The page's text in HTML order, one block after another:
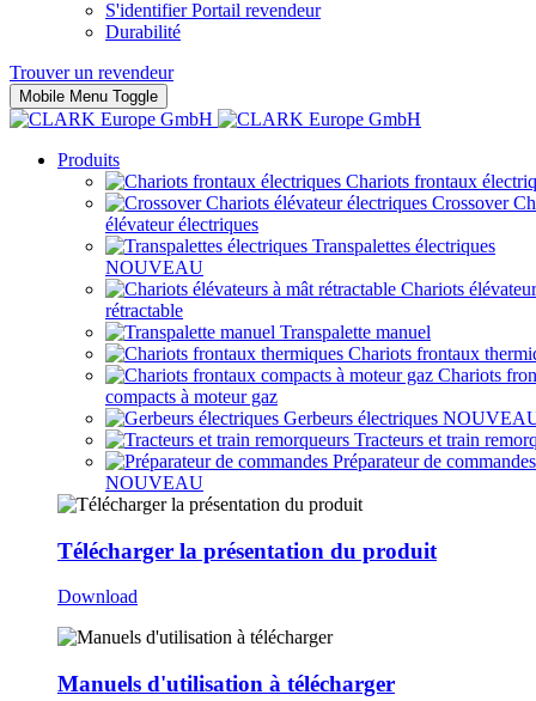
S'identifier Portail revendeur
Durabilité
Trouver un revendeur
Mobile Menu Toggle
Produits
Chariots frontaux
Crossover
élévateur électriques
Transpalettes électriques
NOUVEAU
Chariots
rétractable
Transpalette manuel
Chariots frontaux
Chariots
compacts à moteur gaz
Gerbeurs électriques
Tracteurs et train
Préparateur de commandes
NOUVEAU
Télécharger la présentation du produit
Download
Manuels d'utilisation à télécharger